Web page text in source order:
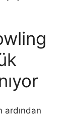
ardından